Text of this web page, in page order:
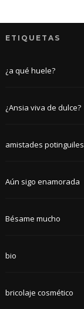
ETIQUETAS
¿a qué huele?
¿Ansia viva de dulce?
amistades potinguiles
Aún sigo enamorada
Bésame mucho
bio
bricolaje cosmético